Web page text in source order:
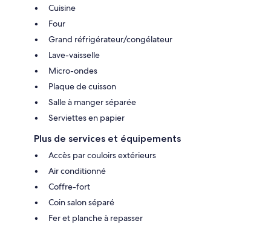
Cuisine
Four
Grand réfrigérateur/congélateur
Lave-vaisselle
Micro-ondes
Plaque de cuisson
Salle à manger séparée
Serviettes en papier
Plus de services et équipements
Accès par couloirs extérieurs
Air conditionné
Coffre-fort
Coin salon séparé
Fer et planche à repasser